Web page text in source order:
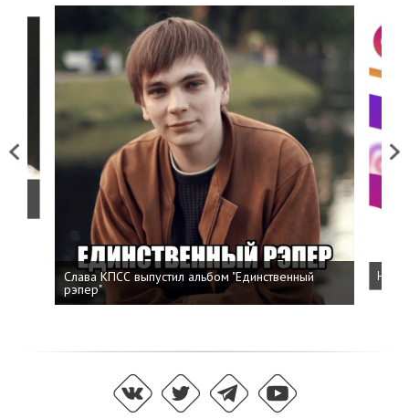
Previous
Слава КПСС выпустил альбом "Единственный
рэпер"
Next